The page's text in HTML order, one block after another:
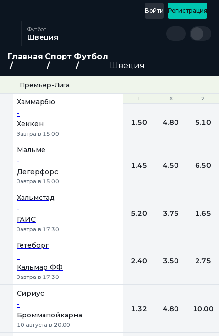
Регистрация
Войти
Футбол
Швеция
Главная Спорт Футбол
Швеция
Премьер-Лига
1 Х 2
Хаммарбю
-
Хеккен
Завтра в 15:00
1 Х 2
1.50 4.80 5.10
Мальме
-
Дегерфорс
Завтра в 15:00
1.45 4.50 6.50
Хальмстад
-
ГАИС
Завтра в 17:30
5.20 3.75 1.65
Гетеборг
-
Кальмар ФФ
Завтра в 17:30
2.40 3.50 2.75
Сириус
-
Броммапойкарна
10 августа в 20:00
1.32 4.80 10.00